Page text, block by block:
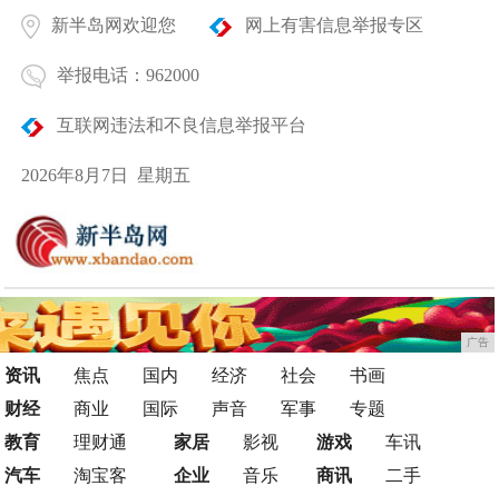
新半岛网欢迎您 网上有害信息举报专区
举报电话：962000
互联网违法和不良信息举报平台
2026年8月7日 星期五
广告
资讯 焦点 国内 经济 社会
书画
财经
商业 国际 声音 军事
专题
教育
理财通
汽车
淘宝客
家居
影视
企业
音乐
游戏
车讯
商讯
二手